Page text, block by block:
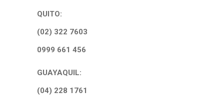
QUITO:
(02) 322 7603
0999 661 456
GUAYAQUIL:
(04) 228 1761